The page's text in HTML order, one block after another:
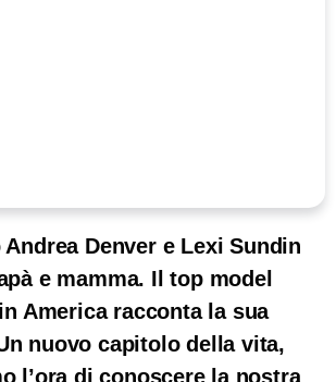
Andrea Denver e Lexi Sundin
e mamma. Il top model
America racconta la sua
nuovo capitolo della vita,
l’ora di conoscere la nostra